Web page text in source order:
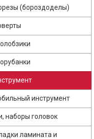
(бороздоделы)
инструмент
наборы головок
ламината и